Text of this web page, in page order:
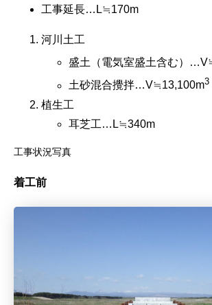
工事延長…L≒170m
河川土工
盛土（電気室盛土含む）
土砂混合攪拌…V≒13,100m3
植生工
耳芝工…L≒340m
工事状況写真
着工前